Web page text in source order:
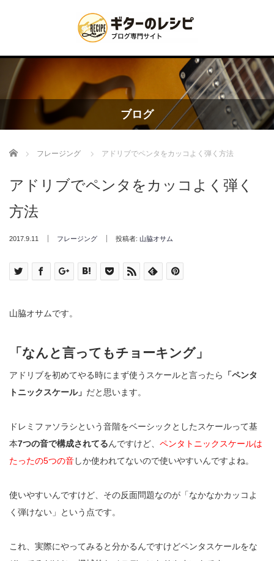
ブログ
Home フレージング アドリブでペンタをカッコよく弾く方法
アドリブでペンタをカッコよく弾く
方法
2017.9.11 フレージング 投稿者: 山脇オサム
山脇オサムです。
「なんと言ってもチョーキング」
アドリブを初めてやる時にまず使うスケールと言ったら
「ペンタ
トニックスケール」 だと思います。
ドレミファソラシという音階をベーシックとしたスケールって基
本7つの音で構成されてるんですけど、 ペンタトニックスケールは
たったの5つの音しか使われてないので使いやすいんですよね。
使いやすいんですけど、その反面問題なのが「なかなかカッコよ
く弾けない」という点です。
これ、実際にやってみると分かるんですけどペンタスケールをな